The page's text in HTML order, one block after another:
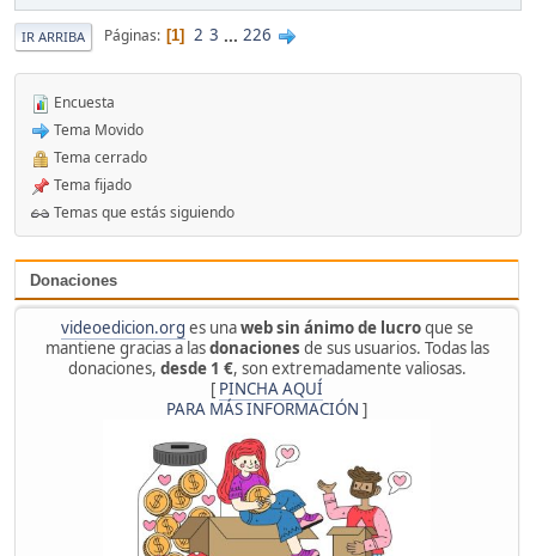
Donaciones
videoedicion.org es unaweb sin ánimo de lucroque se
mantiene gracias a lasdonaciones de sus usuarios. Todas las
donaciones, desde 1 €, son extremadamente valiosas.
[ PINCHA AQUÍ
PARA MÁS INFORMACIÓN ]
IR ARRIBA Páginas 1 2 3 ... 226
Encuesta
Tema Movido
Tema cerrado
Tema fijado
Temas que estás siguiendo